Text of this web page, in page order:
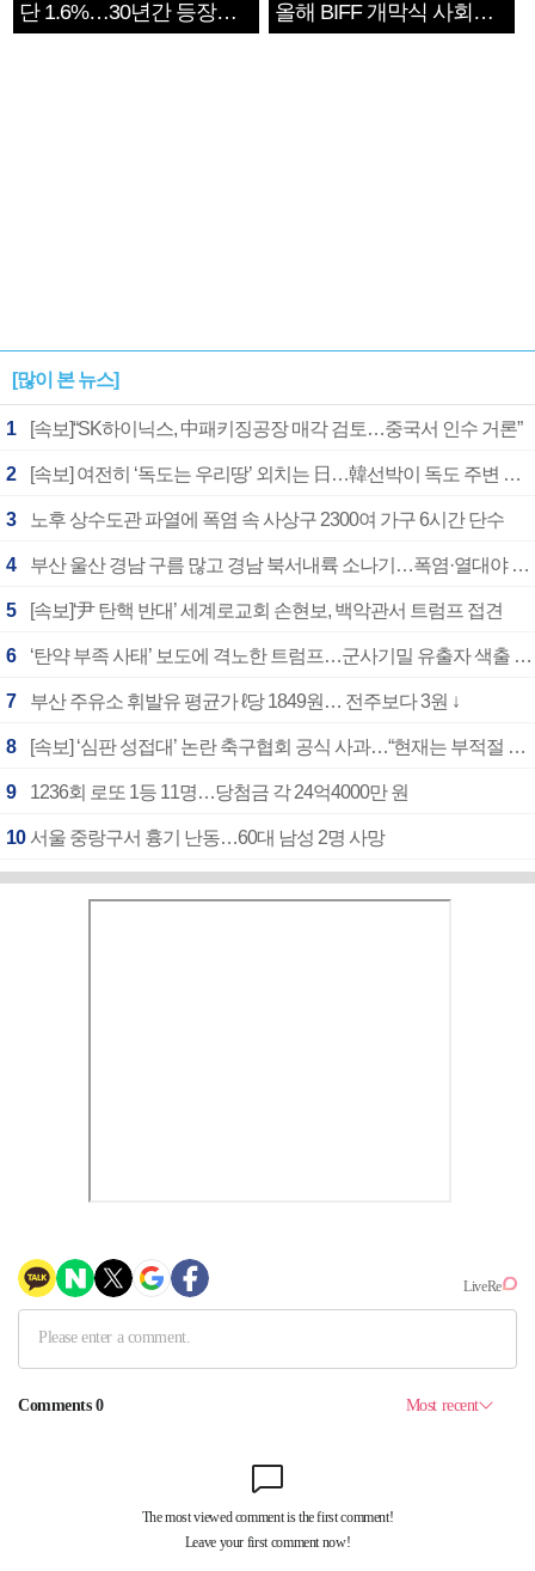
단 1.6%…30년간 등장
1182개팀 전수조사
올해 BIFF 개막식 사회자
확정
[많이 본 뉴스]
1 [속보]“SK하이닉스, 中패키징공장 매각 검토…중국서 인수 거론”
2 [속보] 여전히 ‘독도는 우리땅’ 외치는 日…韓선박이 독도 주변 해양조사 활동하자 반발
3 노후 상수도관 파열에 폭염 속 사상구 2300여 가구 6시간 단수
4 부산 울산 경남 구름 많고 경남 북서내륙 소나기…폭염·열대야 계속
5 [속보]‘尹 탄핵 반대’ 세계로교회 손현보, 백악관서 트럼프 접견
6 ‘탄약 부족 사태’ 보도에 격노한 트럼프…군사기밀 유출자 색출 지시
7 부산 주유소 휘발유 평균가 ℓ당 1849원… 전주보다 3원 ↓
8 [속보] ‘심판 성접대’ 논란 축구협회 공식 사과…“현재는 부적절 행위 없어”
9 1236회 로또 1등 11명…당첨금 각 24억4000만 원
10 서울 중랑구서 흉기 난동…60대 남성 2명 사망